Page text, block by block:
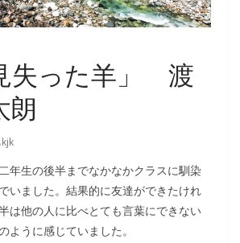
失った羊」 渡
kjk
年生の後半までなかなかクラスに馴染
いました。結果的に友達ができたけれ
は他の人に比べとても言葉にできない
ように感じていました。